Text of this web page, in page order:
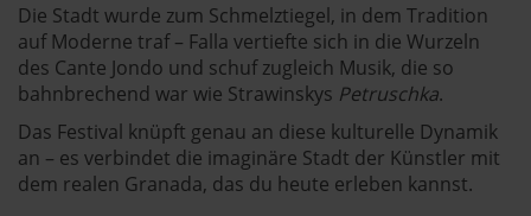
Die Stadt wurde zum Schmelztiegel, in dem Tradition
auf Moderne traf – Falla vertiefte sich in die Wurzeln
des Cante Jondo und schuf zugleich Musik, die so
bahnbrechend war wie Strawinskys Petruschka.
Das Festival knüpft genau an diese kulturelle Dynamik
an – es verbindet die imaginäre Stadt der Künstler mit
dem realen Granada, das du heute erleben kannst.